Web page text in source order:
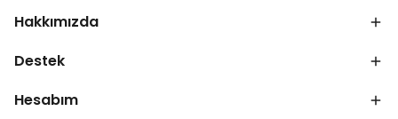
Hakkımızda
Destek
Hesabım